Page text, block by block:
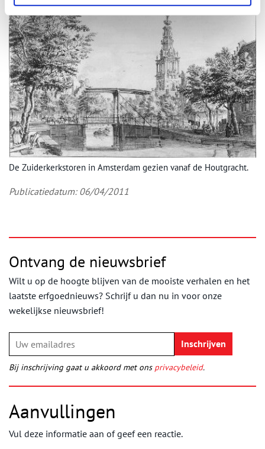
De Zuiderkerkstoren in Amsterdam gezien vanaf de Houtgracht.
Publicatiedatum: 06/04/2011
Ontvang de nieuwsbrief
Wilt u op de hoogte blijven van de mooiste verhalen en het
laatste erfgoednieuws? Schrijf u dan nu in voor onze
wekelijkse nieuwsbrief!
Bij inschrijving gaat u akkoord met ons privacybeleid.
Aanvullingen
Vul deze informatie aan of geef een reactie.